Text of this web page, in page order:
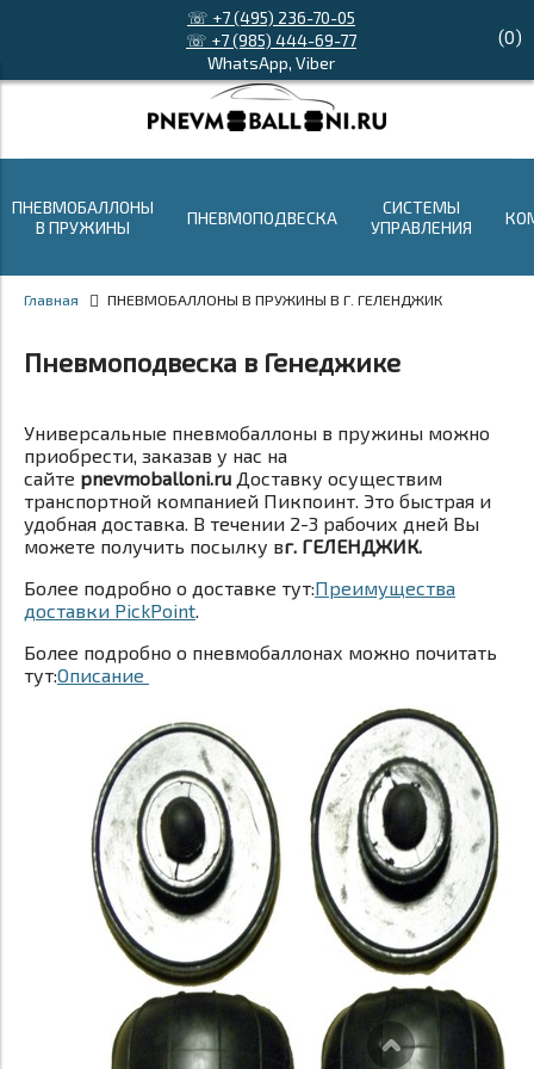
☏ +7 (495) 236-70-05
☏ +7 (985) 444-69-77
WhatsApp, Viber
(0)
ПНЕВМОБАЛЛОНЫ
В ПРУЖИНЫ
ПНЕВМОПОДВЕСКА
СИСТЕМЫ
УПРАВЛЕНИЯ
Главная ПНЕВМОБАЛЛОНЫ В ПРУЖИНЫ В Г. ГЕЛЕНДЖИК
Пневмоподвеска в Генеджике
Универсальные пневмобаллоны в пружины можно
приобрести, заказав у нас на
сайте pnevmoballoni.ru Доставку осуществим
транспортной компанией Пикпоинт. Это быстрая и
удобная доставка. В течении 2-3 рабочих дней Вы
можете получить посылку вг. ГЕЛЕНДЖИК.
Более подробно о доставке тут:Преимущества
доставки PickPoint.
Более подробно о пневмобаллонах можно почитать
тут:Описание